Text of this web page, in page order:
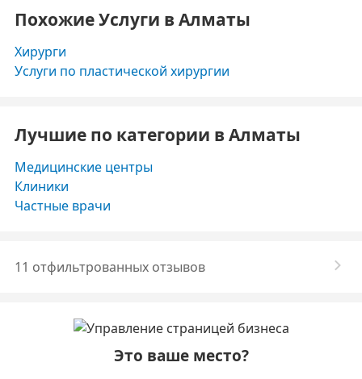
Похожие Услуги в Алматы
Хирурги
Услуги по пластической хирургии
Лучшие по категории в Алматы
Медицинские центры
Клиники
Частные врачи
11 отфильтрованных отзывов
Это ваше место?